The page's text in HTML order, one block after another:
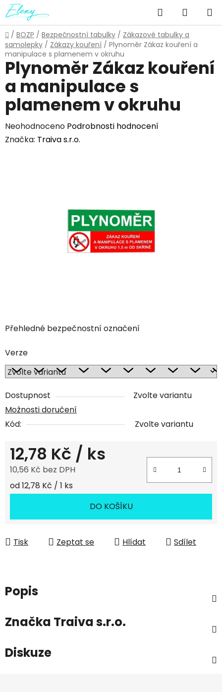
Přejít
na
obsah
Hledat
KOŠÍK
Domů
/ BOZP / Bezpečnostní tabulky / Zákazové tabulky a
samolepky / Zákazy kouření / Plynoměr Zákaz kouření a
manipulace s plamenem v okruhu
Přehledné bezpečnostní označení
Verze
Dostupnost
Zvolte variantu
Možnosti doručení
Kód:
Zvolte variantu
12,78 Kč / ks
10,56 Kč bez DPH
Měrná cena:
od 12,78 Kč / 1 ks
DO KOŠÍKU
Tisk Zeptat se Hlídat Sdílet
Plynoměr Zákaz kouření
a manipulace s
plamenem v okruhu
Průměrné
hodnocení
Neohodnoceno Podrobnosti hodnocení
Značka: Traiva s.r.o.
Popis
Značka Traiva s.r.o.
Diskuze